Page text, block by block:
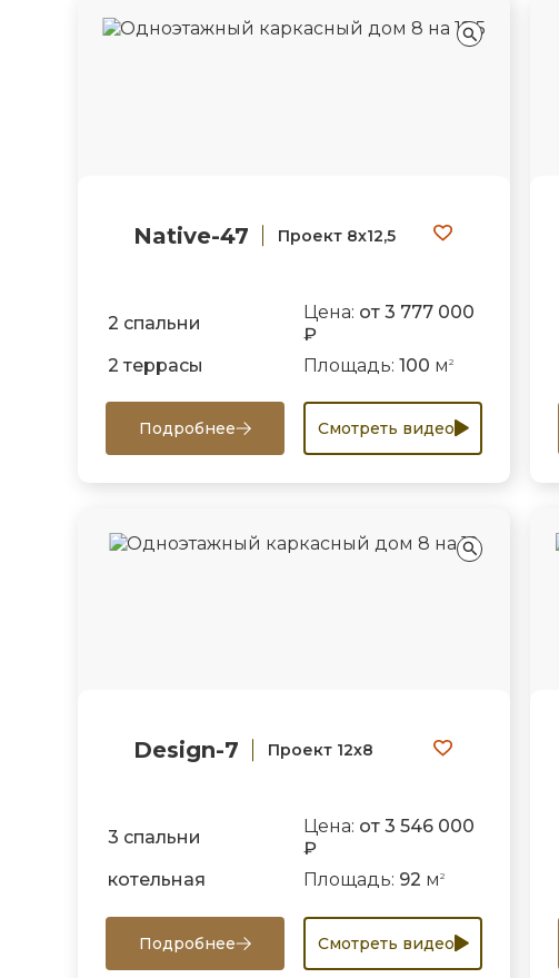
Native-47 Проект 8х12,5
2 спальни
Цена: от 3 777 000
₽
2 террасы
Площадь: 100 м 2
Подробнее Смотреть видео
Design-7 Проект 12х8
3 спальни
Цена: от 3 546 000
₽
котельная
Площадь: 92 м 2
Подробнее Смотреть видео